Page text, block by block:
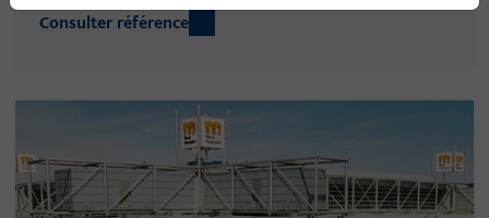
Consulter référence